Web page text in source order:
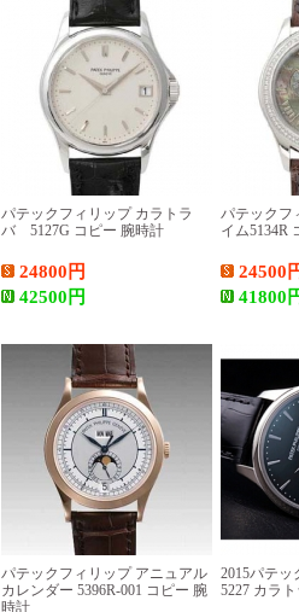
パテックフィリップ カラトラ
バ 5127G コピー 腕時計
24800 円
42500 円
パテックフ
イム5134R
24500
41800
パテックフィリップ アニュアル
カレンダー 5396R-001 コピー 腕
時計
2015パテッ
5227 カラ